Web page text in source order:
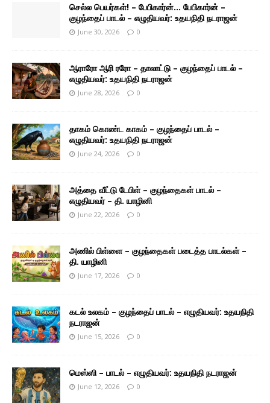
செல்ல பெயர்கள்! – பேபிகார்ன்… பேபிகார்ன் –
குழந்தைப் பாடல் – எழுதியவர்: உதயநிதி நடராஜன்
June 30, 2026 0
ஆராரோ ஆரி ரரோ – தாலாட்டு – குழந்தைப் பாடல் –
எழுதியவர்: உதயநிதி நடராஜன்
June 28, 2026 0
தாகம் கொண்ட காகம் – குழந்தைப் பாடல் –
எழுதியவர்: உதயநிதி நடராஜன்
June 24, 2026 0
அத்தை வீட்டு டேபிள் – குழந்தைகள் பாடல் –
எழுதியவர் – தி. யாழினி
June 22, 2026 0
அணில் பிள்ளை – குழந்தைகள் படைத்த பாடல்கள் –
தி. யாழினி
June 17, 2026 0
கடல் உலகம் – குழந்தைப் பாடல் – எழுதியவர்: உதயநிதி
நடராஜன்
June 15, 2026 0
மெஸ்ஸி – பாடல் – எழுதியவர்: உதயநிதி நடராஜன்
June 12, 2026 0